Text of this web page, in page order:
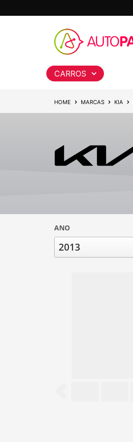
CARROS
HOME MARCAS KIA
ANO
2013